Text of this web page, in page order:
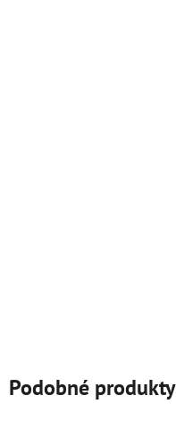
Podobné produkty